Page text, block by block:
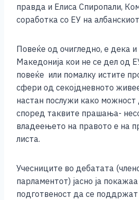
правда и Елиса Спиропали,
соработка со ЕУ на
Повеќе од очигледно, е дека
Македонија кои не се дел од
повеќе или помалку истите
сфери од секојдневното
настан послужи како
според таквите прашања-
владеењето на правото е на
листа.
Учесниците во дебатата
парламентот) јасно ја покажаа
подготвеност да се поддржат